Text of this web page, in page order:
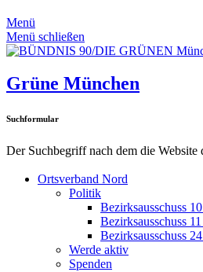
Menü
Menü schließen
Grüne München
Suchformular
Der Suchbegriff nach dem die Website
Ortsverband Nord
Politik
Bezirksausschuss
Bezirksausschuss
Bezirksausschuss
Werde aktiv
Spenden